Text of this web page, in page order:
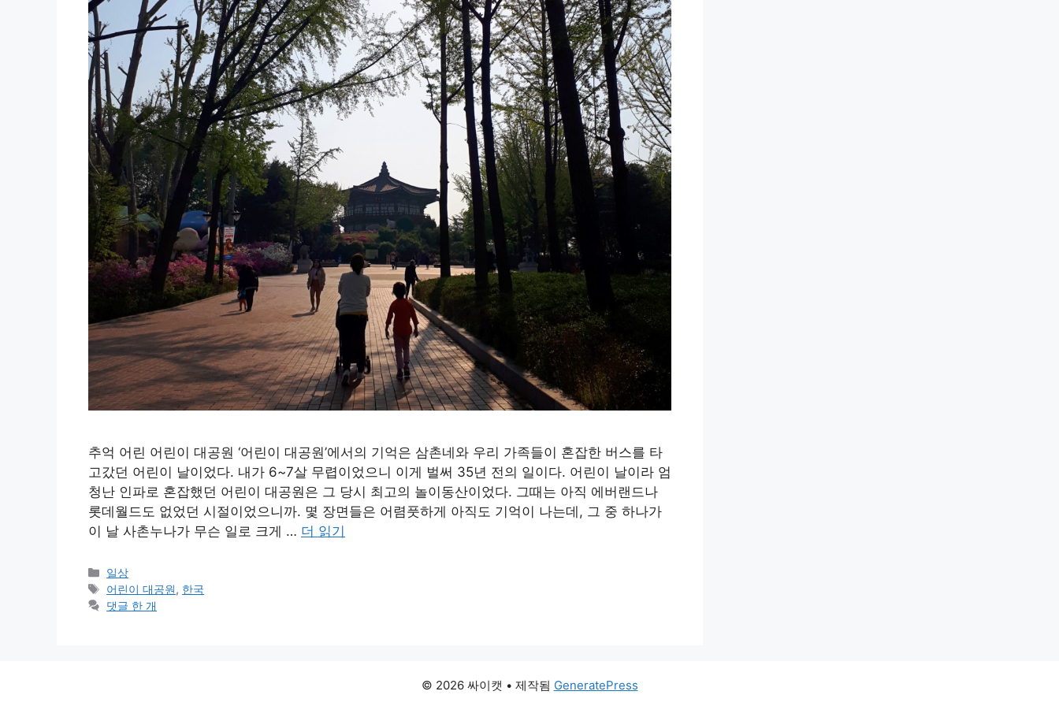
추억 어린 어린이 대공원 ‘어린이 대공원’에서의 기억은 삼촌네와 우리 가족들이 혼잡한 버스를 타
고갔던 어린이 날이었다. 내가 6~7살 무렵이었으니 이게 벌써 35년 전의 일이다. 어린이 날이라 엄
청난 인파로 혼잡했던 어린이 대공원은 그 당시 최고의 놀이동산이었다. 그때는 아직 에버랜드나
롯데월드도 없었던 시절이었으니까. 몇 장면들은 어렴풋하게 아직도 기억이 나는데, 그 중 하나가
이 날 사촌누나가 무슨 일로 크게 … 더 읽기
카
테
고
일상
태
그
어린이 대공원, 한국
댓글 한 개
© 2026 싸이캣 • 제작됨 GeneratePress